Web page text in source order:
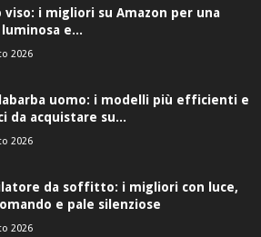
viso: i migliori su Amazon per una
e...
2026
uomo: i modelli più efficienti e
da acquistare su...
2026
da soffitto: i migliori con luce,
e pale silenziose
2026